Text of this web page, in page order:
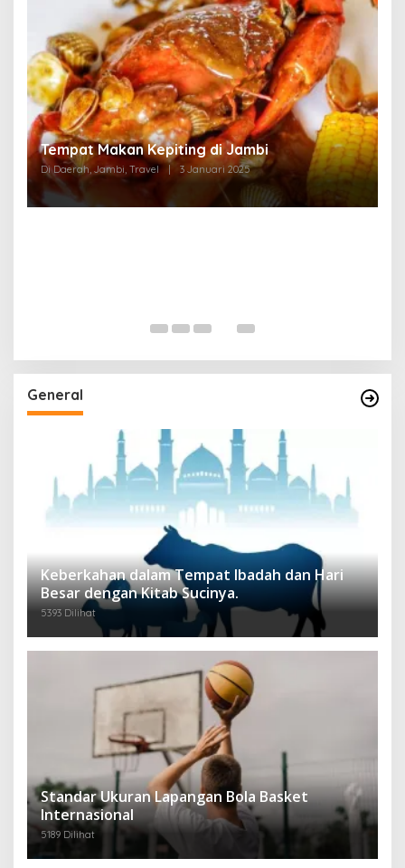
Tempat Makan di Thehok Jambi
Di Daerah, Jambi, Travel 3 Januari 2025
General
Keberkahan dalam Tempat Ibadah dan Hari
Besar dengan Kitab Sucinya.
5393 Dilihat
Standar Ukuran Lapangan Bola Basket
Internasional
5189 Dilihat